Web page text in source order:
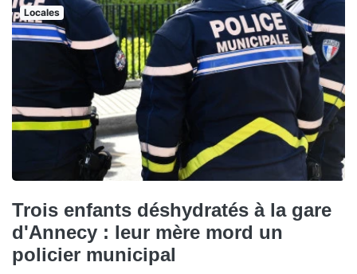
Locales
Trois enfants déshydratés à la gare
d'Annecy : leur mère mord un
policier municipal